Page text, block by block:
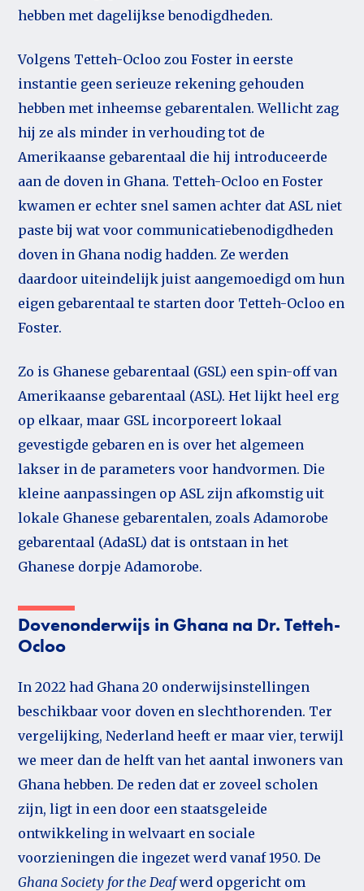
hebben met dagelijkse benodigdheden.
Volgens Tetteh-Ocloo zou Foster in eerste
instantie geen serieuze rekening gehouden
hebben met inheemse gebarentalen. Wellicht zag
hij ze als minder in verhouding tot de
Amerikaanse gebarentaal die hij introduceerde
aan de doven in Ghana. Tetteh-Ocloo en Foster
kwamen er echter snel samen achter dat ASL niet
paste bij wat voor communicatiebenodigdheden
doven in Ghana nodig hadden. Ze werden
daardoor uiteindelijk juist aangemoedigd om hun
eigen gebarentaal te starten door Tetteh-Ocloo en
Foster.
Zo is Ghanese gebarentaal (GSL) een spin-off van
Amerikaanse gebarentaal (ASL). Het lijkt heel erg
op elkaar, maar GSL incorporeert lokaal
gevestigde gebaren en is over het algemeen
lakser in de parameters voor handvormen. Die
kleine aanpassingen op ASL zijn afkomstig uit
lokale Ghanese gebarentalen, zoals Adamorobe
gebarentaal (AdaSL) dat is ontstaan in het
Ghanese dorpje Adamorobe.
Dovenonderwijs in Ghana na Dr. Tetteh-
Ocloo
In 2022 had Ghana 20 onderwijsinstellingen
beschikbaar voor doven en slechthorenden. Ter
vergelijking, Nederland heeft er maar vier, terwijl
we meer dan de helft van het aantal inwoners van
Ghana hebben. De reden dat er zoveel scholen
zijn, ligt in een door een staatsgeleide
ontwikkeling in welvaart en sociale
voorzieningen die ingezet werd vanaf 1950. De
Ghana Society for the Deafwerd opgericht om